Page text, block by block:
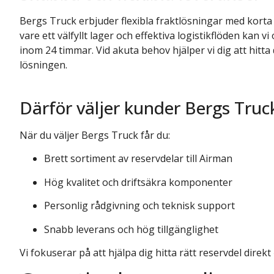
Bergs Truck erbjuder flexibla fraktlösningar med korta
vare ett välfyllt lager och effektiva logistikflöden kan
inom 24 timmar. Vid akuta behov hjälper vi dig att
lösningen.
Därför väljer kunder Bergs
När du väljer Bergs Truck får du:
Brett sortiment av reservdelar till Airman
Hög kvalitet och driftsäkra komponenter
Personlig rådgivning och teknisk support
Snabb leverans och hög tillgänglighet
Vi fokuserar på att hjälpa dig hitta rätt reservdel
Du är varmt
Du kan även
eller mejla till
Vi hjälper dig!
reservdel.
Beskriv gärna